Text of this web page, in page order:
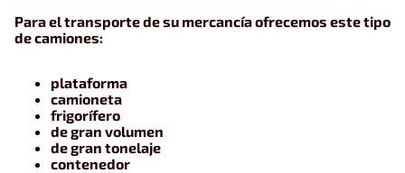
Para el transporte de su mercancía ofrecemos este tipo
de camiones:
plataforma
camioneta
frigorífero
de gran volumen
de gran tonelaje
contenedor